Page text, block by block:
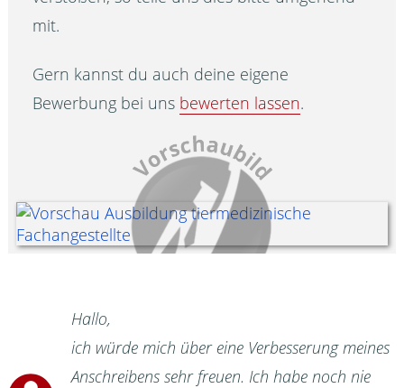
mit.
Gern kannst du auch deine eigene
Bewerbung bei uns bewerten lassen.
Hallo,
ich würde mich über eine Verbesserung meines
Anschreibens sehr freuen. Ich habe noch nie